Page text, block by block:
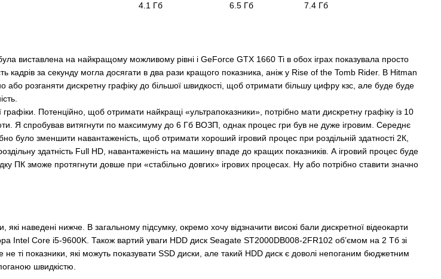
4.1 Гб 6.5 Гб 7.4 Гб
виставлена на найкращому можливому рівні і GeForce GTX 1660 Ti в обох іграх показувала просто
кадрів за секунду могла досягати в два рази кращого показника, аніж у Rise of the Tomb Rider. В Hitman
або розганяти дискретну графіку до більшої швидкості, щоб отримати більшу цифру кзс, але буде буде
графіки. Потенційно, щоб отримати найкращі «ультрапоказники», потрібно мати дискретну графіку із 10
Я спробував витягнути по максимуму до 6 Гб ВОЗП, однак процес гри був не дуже ігровим. Середнє
було зменшити навантаженість, щоб отримати хороший ігровий процес при роздільній здатності 2К,
здатність Full HD, навантаженість на машину впаде до кращих показників. А ігровий процес буде
зможе протягнути довше при «стабільно довгих» ігрових процесах. Ну або потрібно ставити значно
які наведені нижче. В загальному підсумку, окремо хочу відзначити високі бали дискретної відеокарти
Intel Core i5-9600K. Також вартий уваги HDD диск Seagate ST2000DB008-2FR102 об’ємом на 2 Тб зі
ті показники, які можуть показувати SSD диски, але такий HDD диск є доволі непоганим бюджетним
швидкістю.